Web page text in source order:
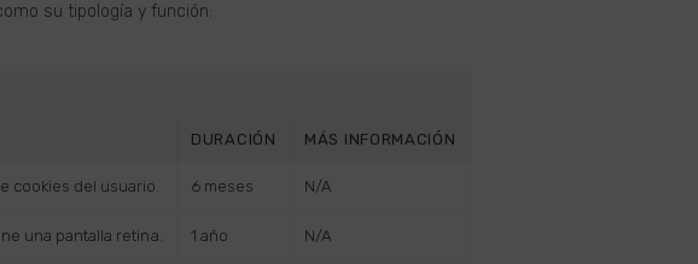
su tipología y función:
DURACIÓN MÁS INFORMACIÓN
cookies del usuario. 6 meses N/A
una pantalla retina. 1 año N/A